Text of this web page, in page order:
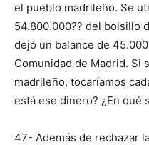
el pueblo madrileño. Se
54.800.000?? del bolsillo
dejó un balance de
Comunidad de Madrid. Si
madrileño, tocaríamos
está ese dinero? ¿En qué
47- Además de rechazar